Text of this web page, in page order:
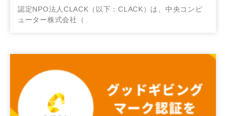
認定NPO法人CLACK（以下：CLACK）は、中央コンピ
ューター株式会社（